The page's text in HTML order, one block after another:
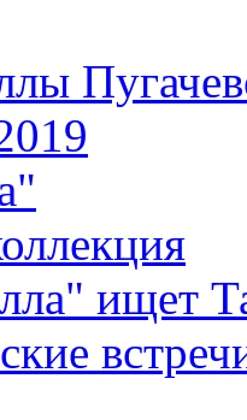
ищет